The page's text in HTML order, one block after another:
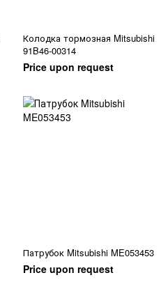
Колодка тормозная Mitsubishi
91B46-00314
Price upon request
Патрубок Mitsubishi ME053453
Price upon request